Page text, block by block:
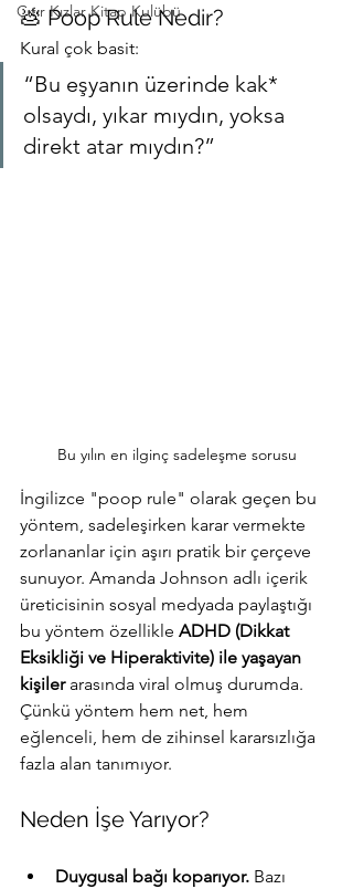
Çıtır Kızlar Kitap Kulübü
💩 Poop Rule Nedir?
Kural çok basit:
“Bu eşyanın üzerinde kak*
olsaydı, yıkar mıydın, yoksa
direkt atar mıydın?”
Bu yılın en ilginç sadeleşme sorusu
İngilizce "poop rule" olarak geçen bu
yöntem, sadeleşirken karar vermekte
zorlananlar için aşırı pratik bir çerçeve
sunuyor. Amanda Johnson adlı içerik
üreticisinin sosyal medyada paylaştığı
bu yöntem özellikle ADHD (Dikkat
Eksikliği ve Hiperaktivite) ile yaşayan
kişiler arasında viral olmuş durumda.
Çünkü yöntem hem net, hem
eğlenceli, hem de zihinsel kararsızlığa
fazla alan tanımıyor.
Neden İşe Yarıyor?
Duygusal bağı koparıyor. Bazı